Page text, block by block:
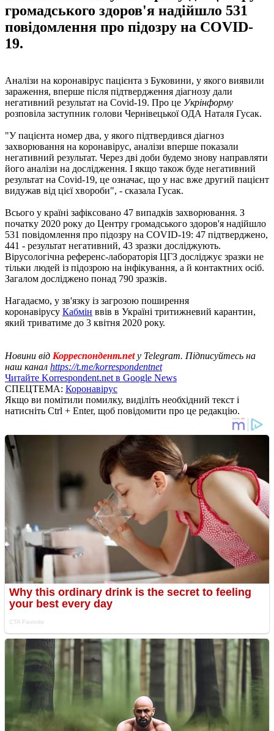
громадського здоров'я надійшло 531
повідомлення про підозру на COVID-
19.
Аналізи на коронавірус пацієнта з Буковини, у якого виявили
зараження, вперше після підтвердження діагнозу дали
негативний результат на Covid-19. Про це Укрінформу
розповіла заступник голови Чернівецької ОДА Наталя Гусак.
"У пацієнта номер два, у якого підтвердився діагноз
захворювання на коронавірус, аналізи вперше показали
негативний результат. Через дві доби будемо знову направляти
його аналізи на дослідження. І якщо також буде негативний
результат на Covid-19, це означає, що у нас вже другий пацієнт
видужав від цієї хвороби", - сказала Гусак.
Всього у країні зафіксовано 47 випадків захворювання. З
початку 2020 року до Центру громадського здоров'я надійшло
531 повідомлення про підозру на COVID-19: 47 підтверджено,
441 - результат негативний, 43 зразки досліджують.
Вірусологічна референс-лабораторія ЦГЗ досліджує зразки не
тільки людей із підозрою на інфікування, а й контактних осіб.
Загалом досліджено понад 790 зразків.
Нагадаємо, у зв'язку із загрозою поширення
коронавірусу Кабмін ввів в Україні тритижневий карантин,
який триватиме до 3 квітня 2020 року.
Новини від Корреспондент.netу Telegram. Підписуйтесь на
наш канал https://t.me/korrespondentnet
Читайте Korrespondent.net в Google News
СПЕЦТЕМА: Коронавірус
Якщо ви помітили помилку, виділіть необхідний текст і
натисніть Ctrl + Enter, щоб повідомити про це редакцію.